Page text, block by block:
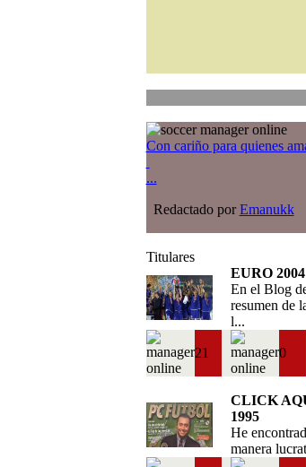
Con cariño para quienes
...
Redactado porEmanukk
Titulares
EURO
En el Blog
resumen de
l...
21 0
CLICK
1995
He
manera